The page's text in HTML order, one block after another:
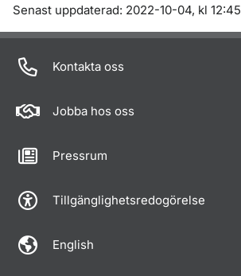
Om sidan
Senast uppdaterad: 2022-10-04, kl 12:45
Kontakta oss
Jobba hos oss
Pressrum
Tillgänglighetsredogörelse
English